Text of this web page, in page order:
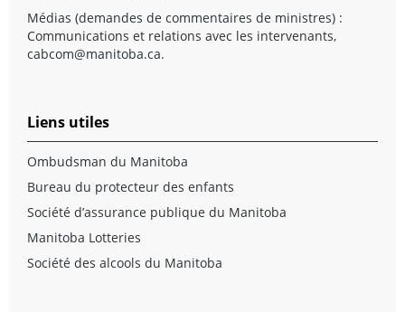
Médias (demandes de commentaires de ministres) :
Communications et relations avec les intervenants,
cabcom@manitoba.ca.
Liens utiles
Ombudsman du Manitoba
Bureau du protecteur des enfants
Société d’assurance publique du Manitoba
Manitoba Lotteries
Société des alcools du Manitoba